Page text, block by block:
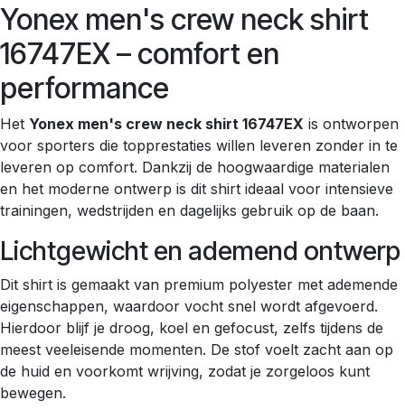
Yonex men's crew neck shirt
16747EX – comfort en
performance
Het Yonex men's crew neck shirt 16747EX is ontworpen
voor sporters die topprestaties willen leveren zonder in te
leveren op comfort. Dankzij de hoogwaardige materialen
en het moderne ontwerp is dit shirt ideaal voor intensieve
trainingen, wedstrijden en dagelijks gebruik op de baan.
Lichtgewicht en ademend ontwerp
Dit shirt is gemaakt van premium polyester met ademende
eigenschappen, waardoor vocht snel wordt afgevoerd.
Hierdoor blijf je droog, koel en gefocust, zelfs tijdens de
meest veeleisende momenten. De stof voelt zacht aan op
de huid en voorkomt wrijving, zodat je zorgeloos kunt
bewegen.